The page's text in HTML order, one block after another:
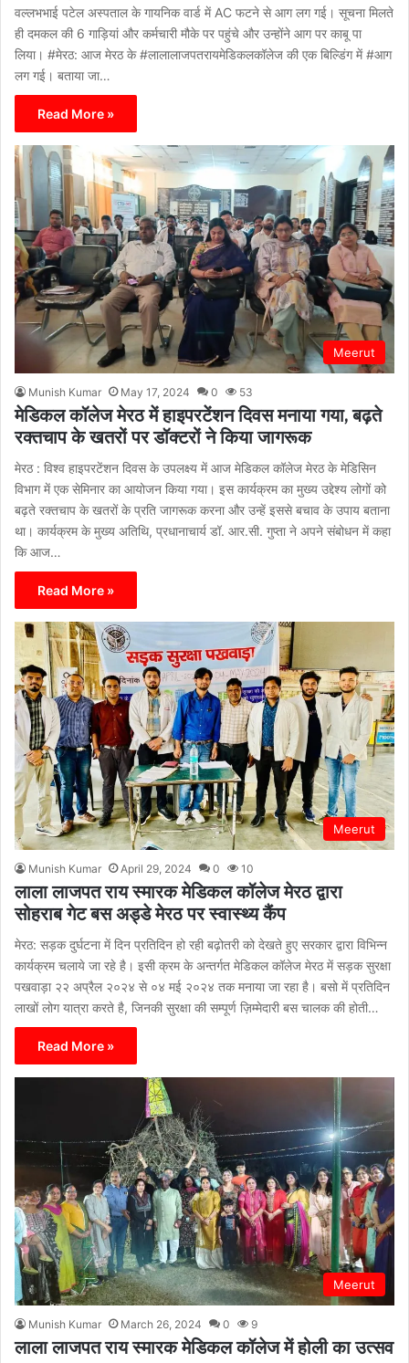
वल्लभभाई पटेल अस्पताल के गायनिक वार्ड में AC फटने से आग लग गई। सूचना मिलते
ही दमकल की 6 गाड़ियां और कर्मचारी मौके पर पहुंचे और उन्होंने आग पर काबू पा
लिया। #मेरठ: आज मेरठ के #लालालाजपतरायमेडिकलकॉलेज की एक बिल्डिंग में #आग
लग गई। बताया जा…
Read More »
Meerut
Munish Kumar May 17, 2024 0 53
मेडिकल कॉलेज मेरठ में हाइपरटेंशन दिवस मनाया गया, बढ़ते
रक्तचाप के खतरों पर डॉक्टरों ने किया जागरूक
मेरठ : विश्व हाइपरटेंशन दिवस के उपलक्ष्य में आज मेडिकल कॉलेज मेरठ के मेडिसिन
विभाग में एक सेमिनार का आयोजन किया गया। इस कार्यक्रम का मुख्य उद्देश्य लोगों को
बढ़ते रक्तचाप के खतरों के प्रति जागरूक करना और उन्हें इससे बचाव के उपाय बताना
था। कार्यक्रम के मुख्य अतिथि, प्रधानाचार्य डॉ. आर.सी. गुप्ता ने अपने संबोधन में कहा
कि आज…
Read More »
Meerut
Munish Kumar April 29, 2024 0 10
लाला लाजपत राय स्मारक मेडिकल कॉलेज मेरठ द्वारा
सोहराब गेट बस अड्डे मेरठ पर स्वास्थ्य कैंप
मेरठ: सड़क दुर्घटना में दिन प्रतिदिन हो रही बढ़ोतरी को देखते हुए सरकार द्वारा विभिन्न
कार्यक्रम चलाये जा रहे है। इसी क्रम के अन्तर्गत मेडिकल कॉलेज मेरठ में सड़क सुरक्षा
पखवाड़ा २२ अप्रैल २०२४ से ०४ मई २०२४ तक मनाया जा रहा है। बसो में प्रतिदिन
लाखों लोग यात्रा करते है, जिनकी सुरक्षा की सम्पूर्ण ज़िम्मेदारी बस चालक की होती…
Read More »
Meerut
Munish Kumar March 26, 2024 0 9
लाला लाजपत राय स्मारक मेडिकल कॉलेज में होली का उत्सव